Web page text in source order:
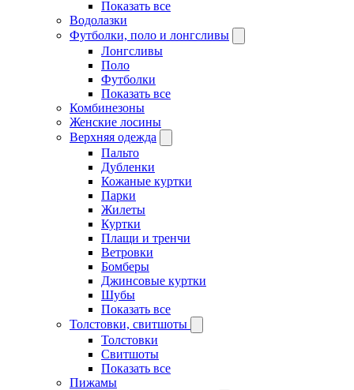
Показать все
Водолазки
Футболки, поло и лонгсливы
Лонгсливы
Поло
Футболки
Показать все
Комбинезоны
Женские лосины
Верхняя одежда
Пальто
Дубленки
Кожаные куртки
Парки
Жилеты
Куртки
Плащи и тренчи
Ветровки
Бомберы
Джинсовые куртки
Шубы
Показать все
Толстовки, свитшоты
Толстовки
Свитшоты
Показать все
Пижамы